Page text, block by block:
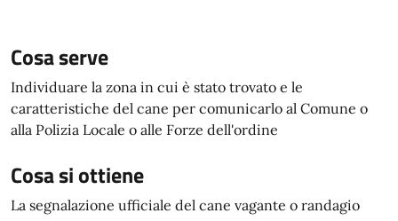
Cosa serve
Individuare la zona in cui è stato trovato e le
caratteristiche del cane per comunicarlo al Comune o
alla Polizia Locale o alle Forze dell'ordine
Cosa si ottiene
La segnalazione ufficiale del cane vagante o randagio